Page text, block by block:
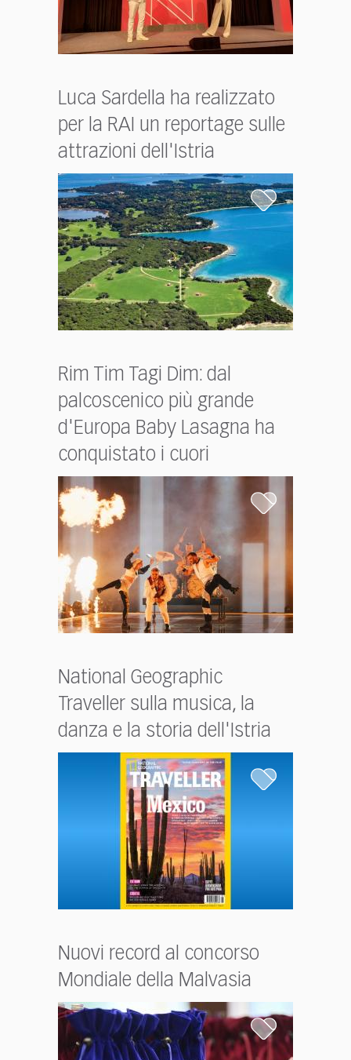
Luca Sardella ha realizzato
per la RAI un reportage sulle
attrazioni dell'Istria
Rim Tim Tagi Dim: dal
palcoscenico più grande
d'Europa Baby Lasagna ha
conquistato i cuori
National Geographic
Traveller sulla musica, la
danza e la storia dell'Istria
Nuovi record al concorso
Mondiale della Malvasia